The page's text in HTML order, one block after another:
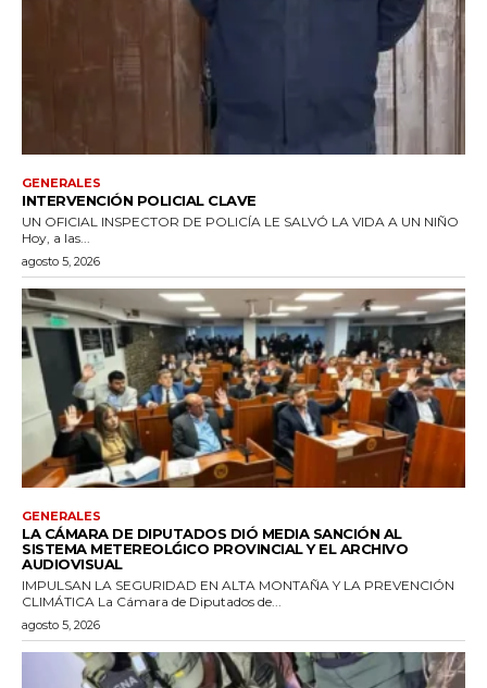
GENERALES
INTERVENCIÓN POLICIAL CLAVE
UN OFICIAL INSPECTOR DE POLICÍA LE SALVÓ LA VIDA A UN NIÑO
Hoy, a las...
agosto 5, 2026
GENERALES
LA CÁMARA DE DIPUTADOS DIÓ MEDIA SANCIÓN AL
SISTEMA METEREOLǴICO PROVINCIAL Y EL ARCHIVO
AUDIOVISUAL
IMPULSAN LA SEGURIDAD EN ALTA MONTAÑA Y LA PREVENCIÓN
CLIMÁTICA La Cámara de Diputados de...
agosto 5, 2026